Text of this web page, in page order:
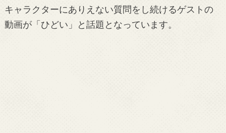
キャラクターにありえない質問をし続けるゲストの
動画が「ひどい」と話題となっています。